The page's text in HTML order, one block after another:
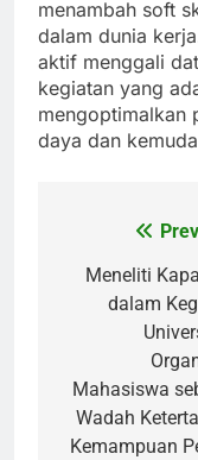
menambah soft
dalam dunia
aktif menggali
kegiatan yang
mengoptimalkan
daya dan
navigation
Meneliti
dalam
Mahasiswa
Wadah
Kemampuan